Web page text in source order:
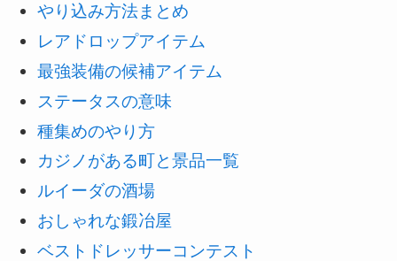
やり込み方法まとめ
レアドロップアイテム
最強装備の候補アイテム
ステータスの意味
種集めのやり方
カジノがある町と景品一覧
ルイーダの酒場
おしゃれな鍛冶屋
ベストドレッサーコンテスト